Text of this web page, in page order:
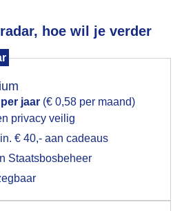
hoe wil je verder
jaar (€ 0,58 per maand)
privacy veilig
€ 40,- aan cadeaus
Staatsbosbeheer
gebruiken voor het
akkoord op hebt gegeven,
pop-up uit je browser waarin
toon de popup